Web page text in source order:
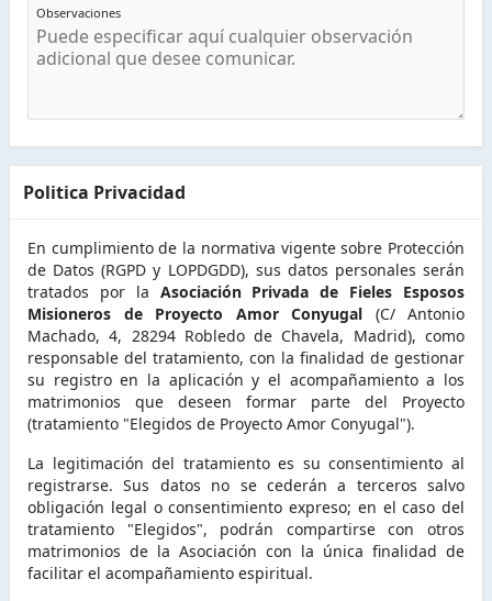
Observaciones
Politica Privacidad
En cumplimiento de la normativa vigente sobre Protección
de Datos (RGPD y LOPDGDD), sus datos personales serán
tratados por la Asociación Privada de Fieles Esposos
Misioneros de Proyecto Amor Conyugal (C/ Antonio
Machado, 4, 28294 Robledo de Chavela, Madrid), como
responsable del tratamiento, con la finalidad de gestionar
su registro en la aplicación y el acompañamiento a los
matrimonios que deseen formar parte del Proyecto
(tratamiento "Elegidos de Proyecto Amor Conyugal").
La legitimación del tratamiento es su consentimiento al
registrarse. Sus datos no se cederán a terceros salvo
obligación legal o consentimiento expreso; en el caso del
tratamiento "Elegidos", podrán compartirse con otros
matrimonios de la Asociación con la única finalidad de
facilitar el acompañamiento espiritual.